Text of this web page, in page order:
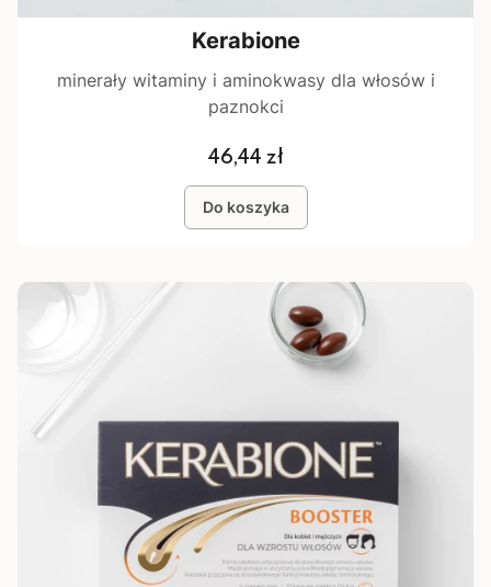
Kerabione
minerały witaminy i aminokwasy dla włosów i
paznokci
Cena
46,44 zł
Do koszyka